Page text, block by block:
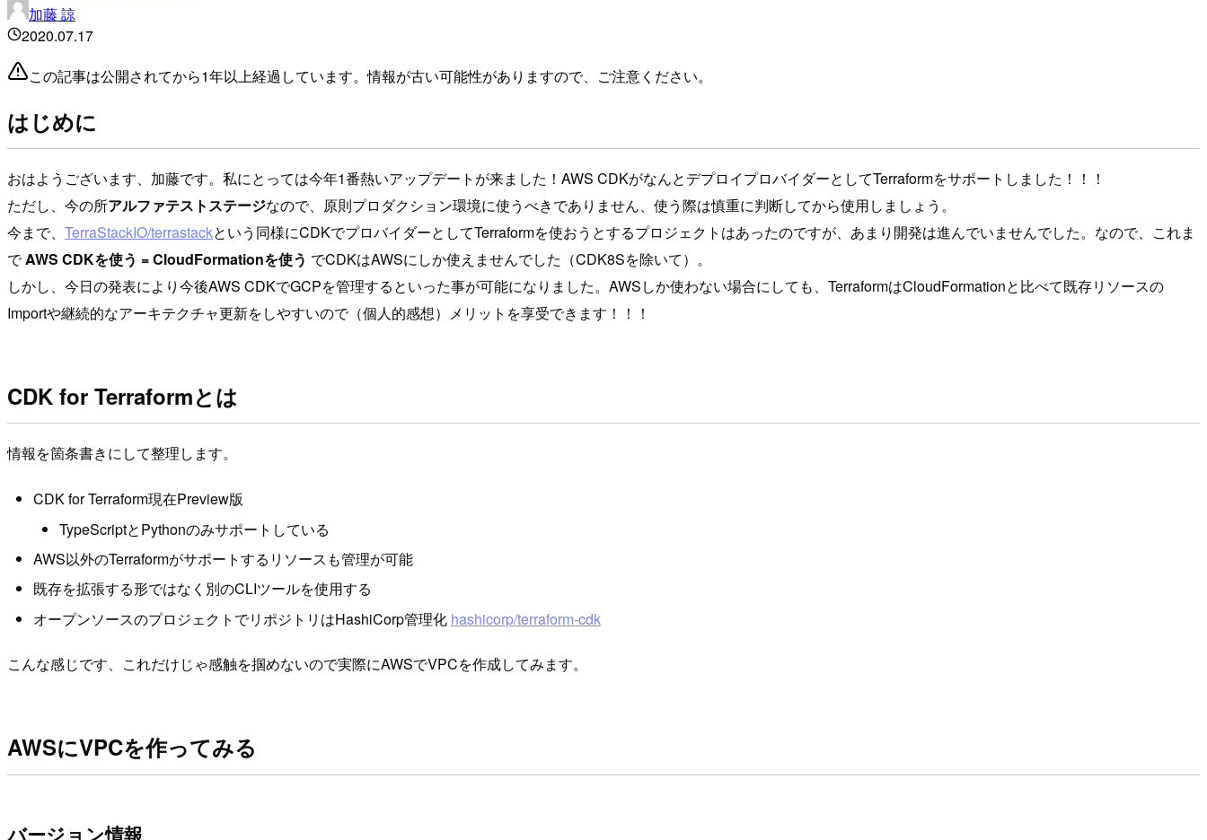
加藤 諒
2020.07.17
この記事は公開されてから1年以上経過しています。情報が古い可能性がありますので、ご注意ください。
はじめに
おはようございます、加藤です。私にとっては今年1番熱いアップデートが来ました！AWS CDKがなんとデプロイプロバイダーとしてTerraformをサポートしました！！！
ただし、今の所アルファテストステージなので、原則プロダクション環境に使うべきでありません、使う際は慎重に判断してから使用しましょう。
今まで、 TerraStackIO/terrastackという同様にCDKでプロバイダーとしてTerraformを使おうとするプロジェクトはあったのですが、あまり開発は進んでいませんでした。なので、これま
でAWS CDKを使う = CloudFormationを使う でCDKはAWSにしか使えませんでした（CDK8Sを除いて）。
しかし、今日の発表により今後AWS CDKでGCPを管理するといった事が可能になりました。AWSしか使わない場合にしても、TerraformはCloudFormationと比べて既存リソースの
Importや継続的なアーキテクチャ更新をしやすいので（個人的感想）メリットを享受できます！！！
CDK for Terraformとは
情報を箇条書きにして整理します。
CDK for Terraform現在Preview版
TypeScriptとPythonのみサポートしている
AWS以外のTerraformがサポートするリソースも管理が可能
既存を拡張する形ではなく別のCLIツールを使用する
オープンソースのプロジェクトでリポジトリはHashiCorp管理化 hashicorp/terraform-cdk
こんな感じです、これだけじゃ感触を掴めないので実際にAWSでVPCを作成してみます。
AWSにVPCを作ってみる
バージョン情報